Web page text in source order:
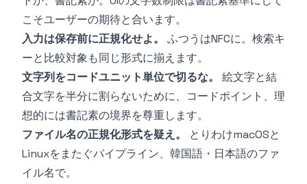
こそユーザーの期待と合います。
入力は保存前に正規化せよ。
ふつうはNFCに。検索キ
ーと比較対象も同じ形式に揃えます。
文字列をコードユニット単位で切るな。
絵文字と結
合文字を半分に割らないために、コードポイント、理
想的には書記素の境界を尊重します。
ファイル名の正規化形式を疑え。
とりわけmacOSと
Linuxをまたぐパイプライン、韓国語・日本語のファ
イル名で。